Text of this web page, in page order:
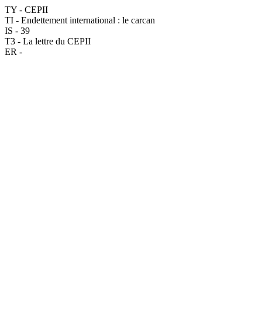
TY - CEPII
TI - Endettement international : le carcan
IS - 39
T3 - La lettre du CEPII
ER -